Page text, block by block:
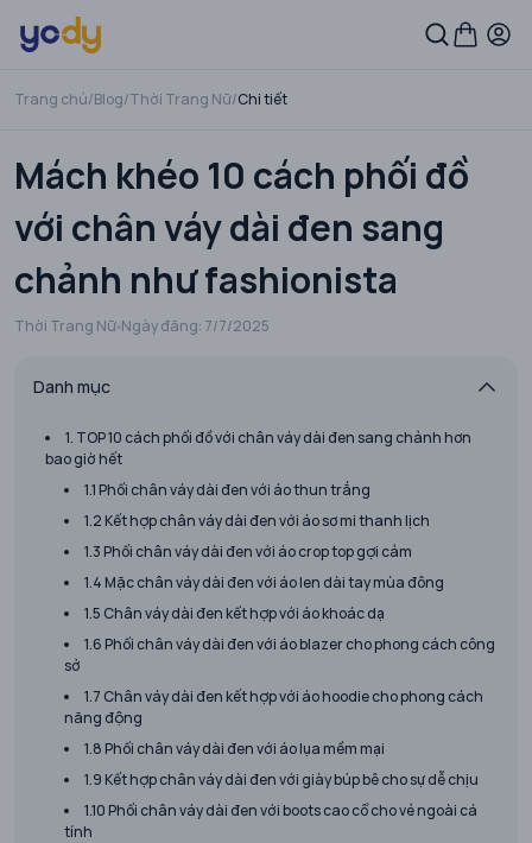
Trang chủ/Blog/Thời Trang Nữ/Chi tiết
Mách khéo 10 cách phối đồ
với chân váy dài đen sang
chảnh như fashionista
Thời Trang Nữ Ngày đăng: 7/7/2025
Danh mục
1. TOP 10 cách phối đồ với chân váy dài đen sang chảnh hơn
bao giờ hết
1.1 Phối chân váy dài đen với áo thun trắng
1.2 Kết hợp chân váy dài đen với áo sơ mi thanh lịch
1.3 Phối chân váy dài đen với áo crop top gợi cảm
1.4 Mặc chân váy dài đen với áo len dài tay mùa đông
1.5 Chân váy dài đen kết hợp với áo khoác dạ
1.6 Phối chân váy dài đen với áo blazer cho phong cách công
sở
1.7 Chân váy dài đen kết hợp với áo hoodie cho phong cách
năng động
1.8 Phối chân váy dài đen với áo lụa mềm mại
1.9 Kết hợp chân váy dài đen với giày búp bê cho sự dễ chịu
1.10 Phối chân váy dài đen với boots cao cổ cho vẻ ngoài cá
tính